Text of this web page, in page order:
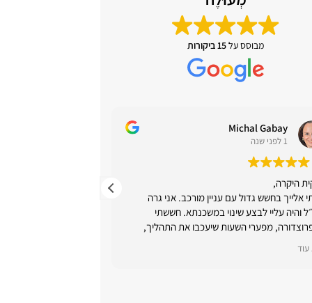
מבוסס על15 ביקורות
Michal Gabay
1 לפני שנה
היקרה,
אלייך בחשש גדול עם עניין מורכב. אני גרה
והיה עליי לבצע שינוי במשכנתא. חששתי
מפערי השעות שיעכבו את התהליך,
לקחת על עצמך את האתגר. היית